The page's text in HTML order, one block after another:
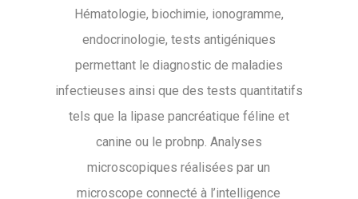
Hématologie, biochimie, ionogramme,
endocrinologie, tests antigéniques
permettant le diagnostic de maladies
infectieuses ainsi que des tests quantitatifs
tels que la lipase pancréatique féline et
canine ou le probnp. Analyses
microscopiques réalisées par un
microscope connecté à l’intelligence